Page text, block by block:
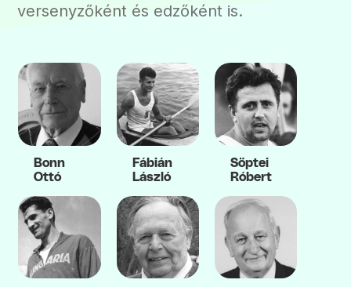
versenyzőként és edzőként is.
Bonn
Ottó
Fábián
László
Söptei
Róbert